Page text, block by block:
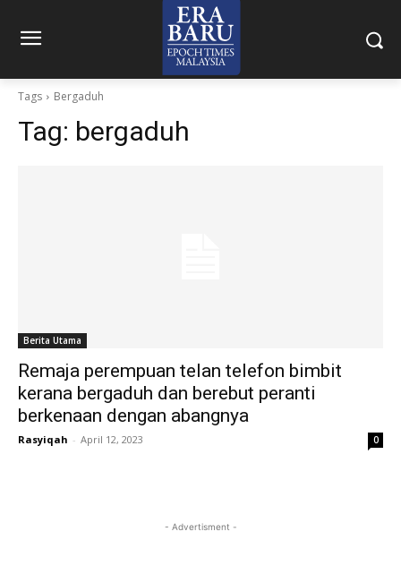
Tags Bergaduh
Tag: bergaduh
Berita Utama
Remaja perempuan telan telefon bimbit
kerana bergaduh dan berebut peranti
berkenaan dengan abangnya
Rasyiqah - April 12, 2023 0
- Advertisment -